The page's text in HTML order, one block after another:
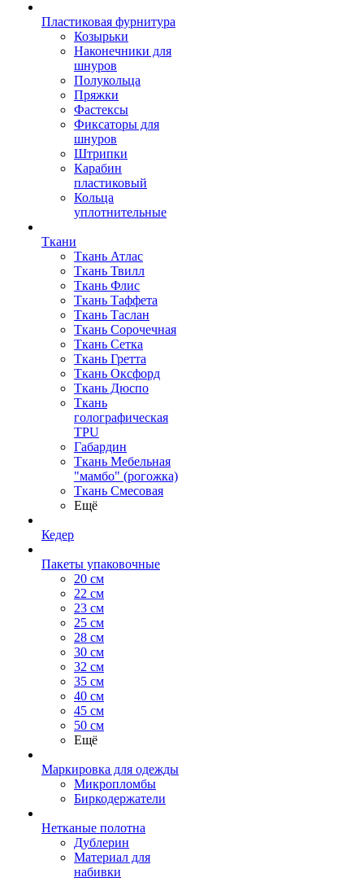
Пластиковая фурнитура
Козырьки
Наконечники для
шнуров
Полукольца
Пряжки
Фастексы
Фиксаторы для
шнуров
Штрипки
Карабин
пластиковый
Кольца
уплотнительные
Ткани
Ткань Атлас
Ткань Твилл
Ткань Флис
Ткань Таффета
Ткань Таслан
Ткань Сорочечная
Ткань Сетка
Ткань Гретта
Ткань Оксфорд
Ткань Дюспо
Ткань
голографическая
TPU
Габардин
Ткань Мебельная
"мамбо" (рогожка)
Ткань Смесовая
Ещё
Кедер
Пакеты упаковочные
20 см
22 см
23 см
25 см
28 см
30 см
32 см
35 см
40 см
45 см
50 см
Ещё
Маркировка для одежды
Микропломбы
Биркодержатели
Нетканые полотна
Дублерин
Материал для
набивки